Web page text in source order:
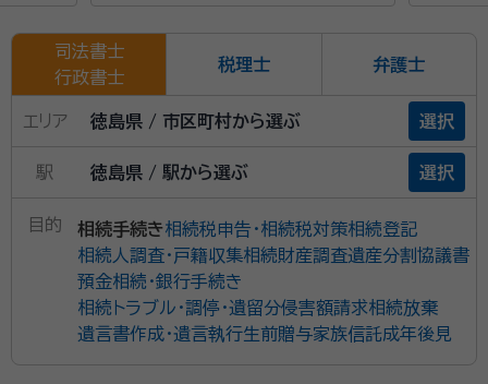
司法書士
行政書士
税理士 弁護士
エリア 徳島県 / 市区町村から選ぶ 選択
駅 徳島県 / 駅から選ぶ 選択
目的 相続手続き相続税申告・相続税対策相続登記
相続人調査・戸籍収集相続財産調査遺産分割協議書
預金相続・銀行手続き
相続トラブル・調停・遺留分侵害額請求相続放棄
遺言書作成・遺言執行生前贈与家族信託成年後見